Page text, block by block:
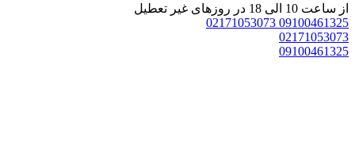
ساعت 10 الی 18 در روزهای غیر تعطیل
02171053073